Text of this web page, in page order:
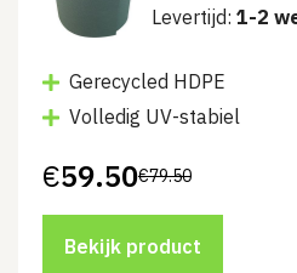
Levertijd: 1-2
Gerecycled HDPE
Volledig UV-stabiel
€79.50
Oorspronkelijke
was:
€79.50.
€59.50
Huidige
is:
€59.50.
Bekijk product